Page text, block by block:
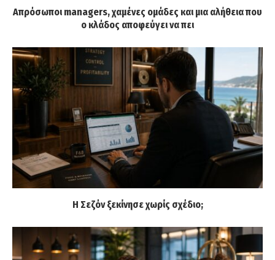
Απρόσωποι managers, χαμένες ομάδες και μια αλήθεια που
ο κλάδος αποφεύγει να πει
Η Σεζόν ξεκίνησε χωρίς σχέδιο;